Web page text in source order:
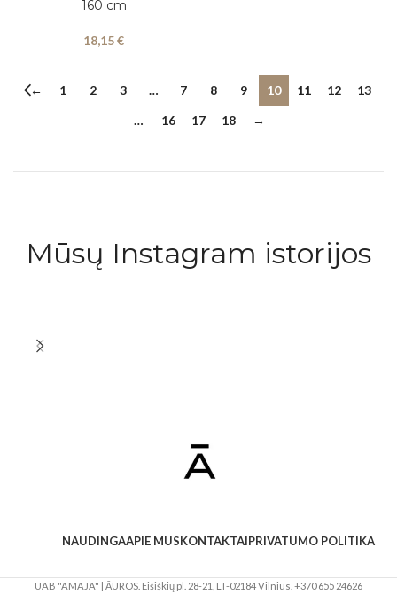
160 cm
18,15€
← 1 2 3 … 7 8 9 10 11 12
13
…
16 17 18 →
Mūsų Instagram istorijos
NAUDINGAAPIE MUSKONTAKTAIPRIVATUMO POLITIKA
UAB "AMAJA" | ĀUROS. Eišiškių pl. 28-21, LT-02184 Vilnius. +370 655 24626